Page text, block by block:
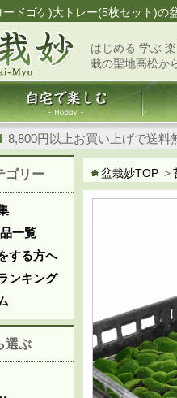
ードゴケ)大トレー(5枚セット)の
はじめる 学ぶ
栽の聖地高松か
8,800円以上お買い上げで送料
盆栽妙TOP
ゴリー
一覧
する方へ
ンキング
選ぶ